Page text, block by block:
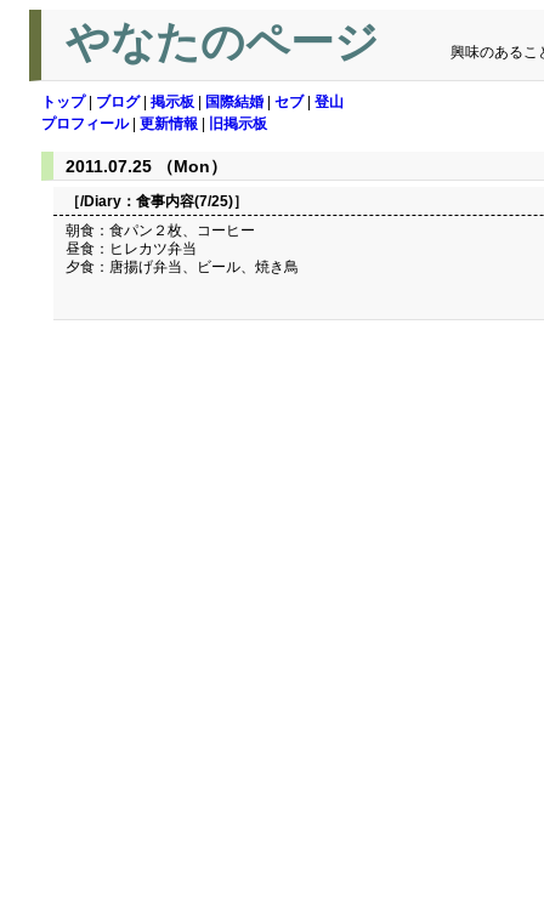
やなたのページ 興味のあるこ
トップ| ブログ| 掲示板 国際結婚 セブ| 登山
プロフィール| 更新情報 旧掲示板
2011.07.25 （Mon）
［/Diary： 食事内容(7/25)］
朝食：食パン２枚、コーヒー
昼食：ヒレカツ弁当
夕食：唐揚げ弁当、ビール、焼き鳥